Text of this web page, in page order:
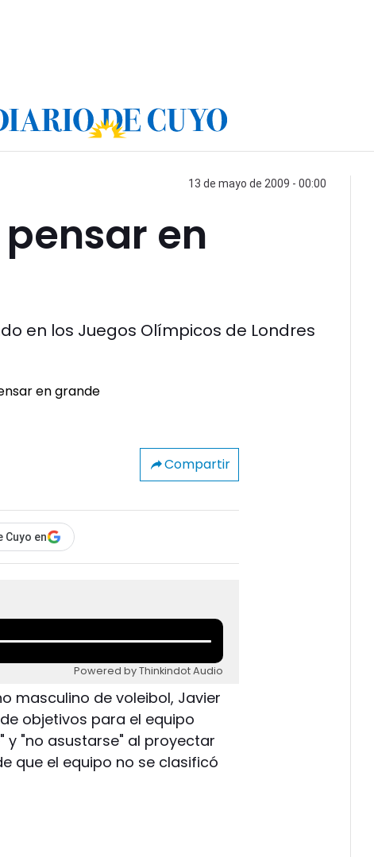
13 de mayo de 2009 - 00:00
en
en los Juegos Olímpicos de Londres
Compartir
Cuyo en
Powered by Thinkindot Audio
masculino de voleibol, Javier
objetivos para el equipo
y "no asustarse" al proyectar
que el equipo no se clasificó